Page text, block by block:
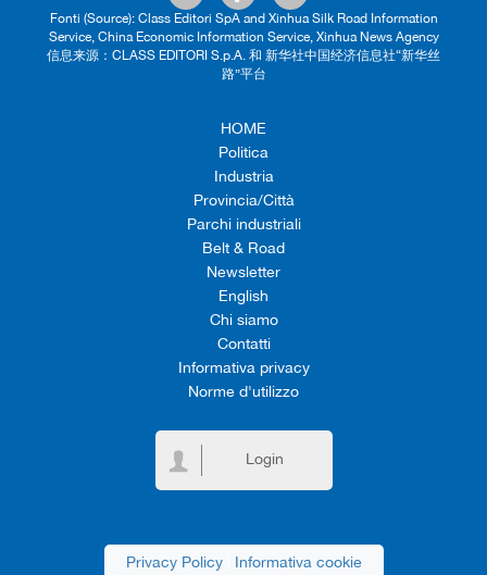
Fonti (Source): Class Editori SpA and Xinhua Silk Road Information
Service, China Economic Information Service, Xinhua News Agency
信息来源：CLASS EDITORI S.p.A. 和 新华社中国经济信息社“新华丝
路”平台
HOME
Politica
Industria
Provincia/Città
Parchi industriali
Belt & Road
Newsletter
English
Chi siamo
Contatti
Informativa privacy
Norme d'utilizzo
Login
Privacy Policy| Informativa cookie